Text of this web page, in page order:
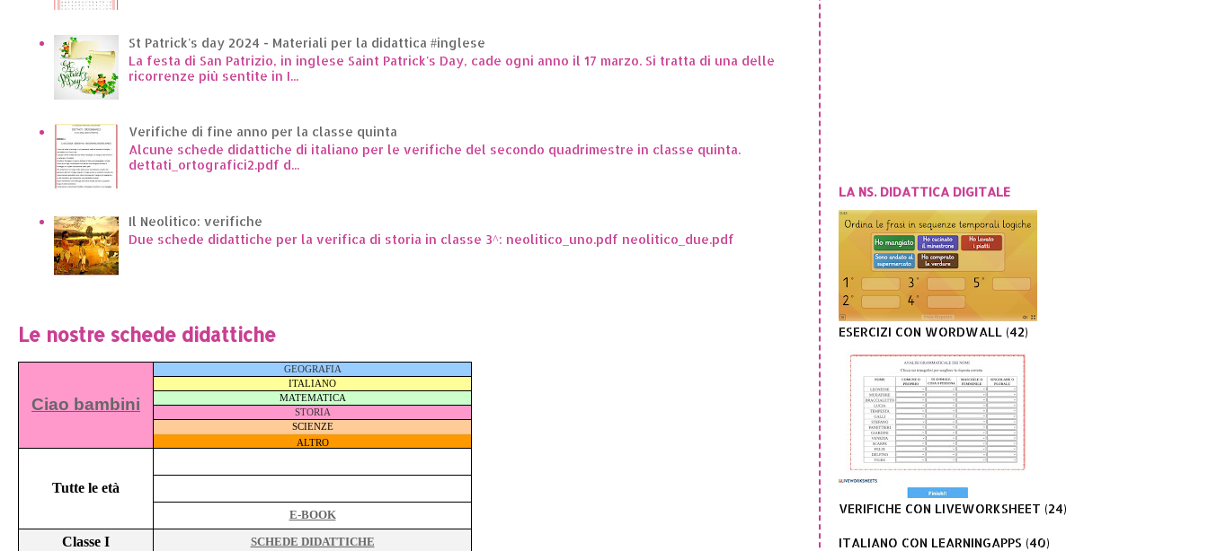
St Patrick's day 2024 - Materiali per la didattica #inglese
La festa di San Patrizio, in inglese Saint Patrick's Day, cade ogni anno il 17 marzo. Si tratta di una delle
ricorrenze più sentite in I...
Verifiche di fine anno per la classe quinta
Alcune schede didattiche di italiano per le verifiche del secondo quadrimestre in classe quinta.
dettati_ortografici2.pdf d...
Il Neolitico: verifiche
Due schede didattiche per la verifica di storia in classe 3^: neolitico_uno.pdf neolitico_due.pdf
Le nostre schede didattiche
Ciao bambini
GEOGRAFIA
ITALIANO
MATEMATICA
STORIA
SCIENZE
ALTRO
Tutte le età
E-BOOK
Classe I SCHEDE DIDATTICHE
LA NS. DIDATTICA DIGITALE
ESERCIZI CON WORDWALL (42)
VERIFICHE CON LIVEWORKSHEET (24)
ITALIANO CON LEARNINGAPPS (40)